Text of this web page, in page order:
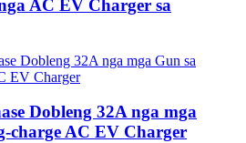
AC EV Charger sa
Dobleng 32A nga mga
charge AC EV Charger